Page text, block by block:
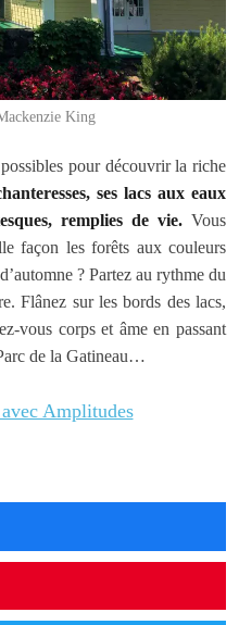
King
pour découvrir la riche
ses lacs aux eaux
remplies de vie. Vous
façon les forêts aux couleurs
? Partez au rythme du
Flânez sur les bords des lacs,
vous corps et âme en passant
de la Gatineau…
Amplitudes